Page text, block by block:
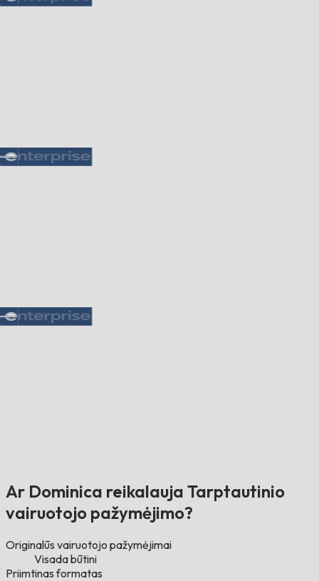
Ar Dominica reikalauja Tarptautinio
vairuotojo pažymėjimo?
Originalūs vairuotojo pažymėjimai
Visada būtini
Priimtinas formatas